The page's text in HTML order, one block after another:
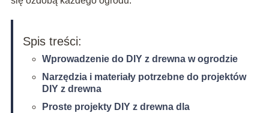
Spis treści:
Wprowadzenie do DIY z drewna w ogrodzie
Narzędzia i materiały potrzebne do projektów
DIY z drewna
Proste projekty DIY z drewna dla